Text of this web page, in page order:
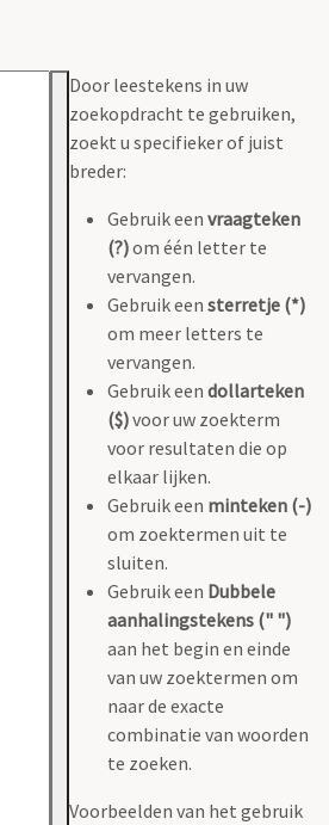
Door leestekens in uw
zoekopdracht te gebruiken,
zoekt u specifieker of juist
breder:
Gebruik een vraagteken
(?)om één letter te
vervangen.
Gebruik een sterretje (*)
om meer letters te
vervangen.
Gebruik een dollarteken
($)voor uw zoekterm
voor resultaten die op
elkaar lijken.
Gebruik een minteken (-)
om zoektermen uit te
sluiten.
Gebruik een Dubbele
aanhalingstekens (" ")
aan het begin en einde
van uw zoektermen om
naar de exacte
combinatie van woorden
te zoeken.
Voorbeelden van het gebruik